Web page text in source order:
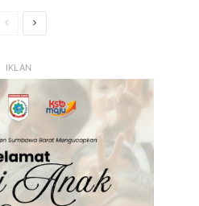
HalamanHalaman
IKLAN